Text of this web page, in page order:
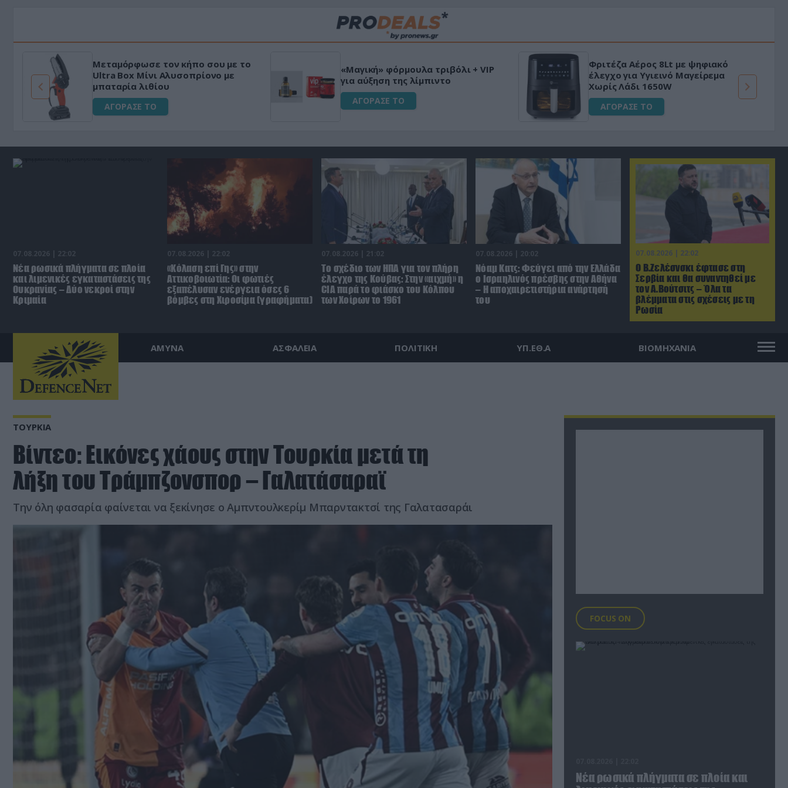
HAPI END: 100% φυτικό διεγερτικό
για άνδρες!
ΑΓΟΡΑΣΕ ΤΟ
Μεταμόρφωσε τον κήπο σου με το
Ultra Box Μίνι Αλυσοπρίονο με
μπαταρία λιθίου
ΑΓΟΡΑΣΕ ΤΟ
«Μαγική» φόρμουλα τριβόλι + VIP
για αύξηση της λίμπιντο
ΑΓΟΡΑΣΕ ΤΟ
07.08.2026 | 22:02
Ο Β.Ζελέσνσκι έφτασε στη
Σερβία και θα συναντηθεί με
τον Α.Βούτσιτς – Όλα τα
βλέμματα στις σχέσεις με τη
Ρωσία
07.08.2026 | 22:02
Νέα ρωσικά πλήγματα σε πλοία
και λιμενικές εγκαταστάσεις της
Ουκρανίας – Δύο νεκροί στην
Κριμαία
07.08.2026 | 22:02
«Κόλαση επί Γης» στην
Αττικοβοιωτία: Οι φωτιές
εξαπέλυσαν ενέργεια όσες 6
βόμβες στη Χιροσίμα (γραφήματα)
07.08.2026 | 21:02
To σχέδιο των ΗΠΑ για τον πλήρη
έλεγχο της Κούβας: Στην «αιχμή» η
CIA παρά το φιάσκο του Κόλπου
των Χοίρων το 1961
07.08.2026 | 20:02
Νόαμ Κατς: Φεύγει από την Ελλάδα
ο Ισραηλινός πρέσβης στην Αθήνα
– Η αποχαιρετιστήρια ανάρτησή
του
ΑΜΥΝΑ ΑΣΦΑΛΕΙΑ ΠΟΛΙΤΙΚΗ ΥΠ.ΕΘ.Α ΒΙΟΜΗΧΑΝΙΑ
ΤΟΥΡΚΙΑ
Βίντεο: Εικόνες χάους στην Τουρκία μετά τη
λήξη του Τράμπζονσπορ – Γαλατάσαραϊ
Την όλη φασαρία φαίνεται να ξεκίνησε ο Αμπντουλκερίμ Μπαρντακτσί της Γαλατασαράι
FOCUS ON
Νέα ρωσικά πλήγματα σε πλοία και